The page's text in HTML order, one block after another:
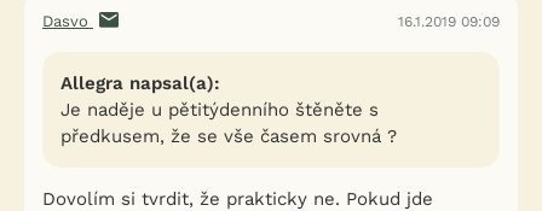
Dasvo 16.1.2019 09:09
Allegra napsal(a):
Je naděje u pětitýdenního štěněte s
předkusem, že se vše časem srovná ?
Dovolím si tvrdit, že prakticky ne. Pokud jde